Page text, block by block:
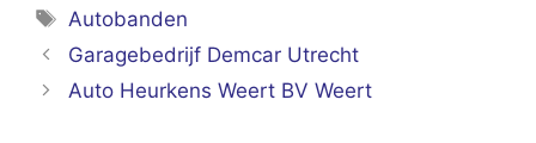
Tags
Autobanden
Garagebedrijf Demcar Utrecht
Auto Heurkens Weert BV Weert